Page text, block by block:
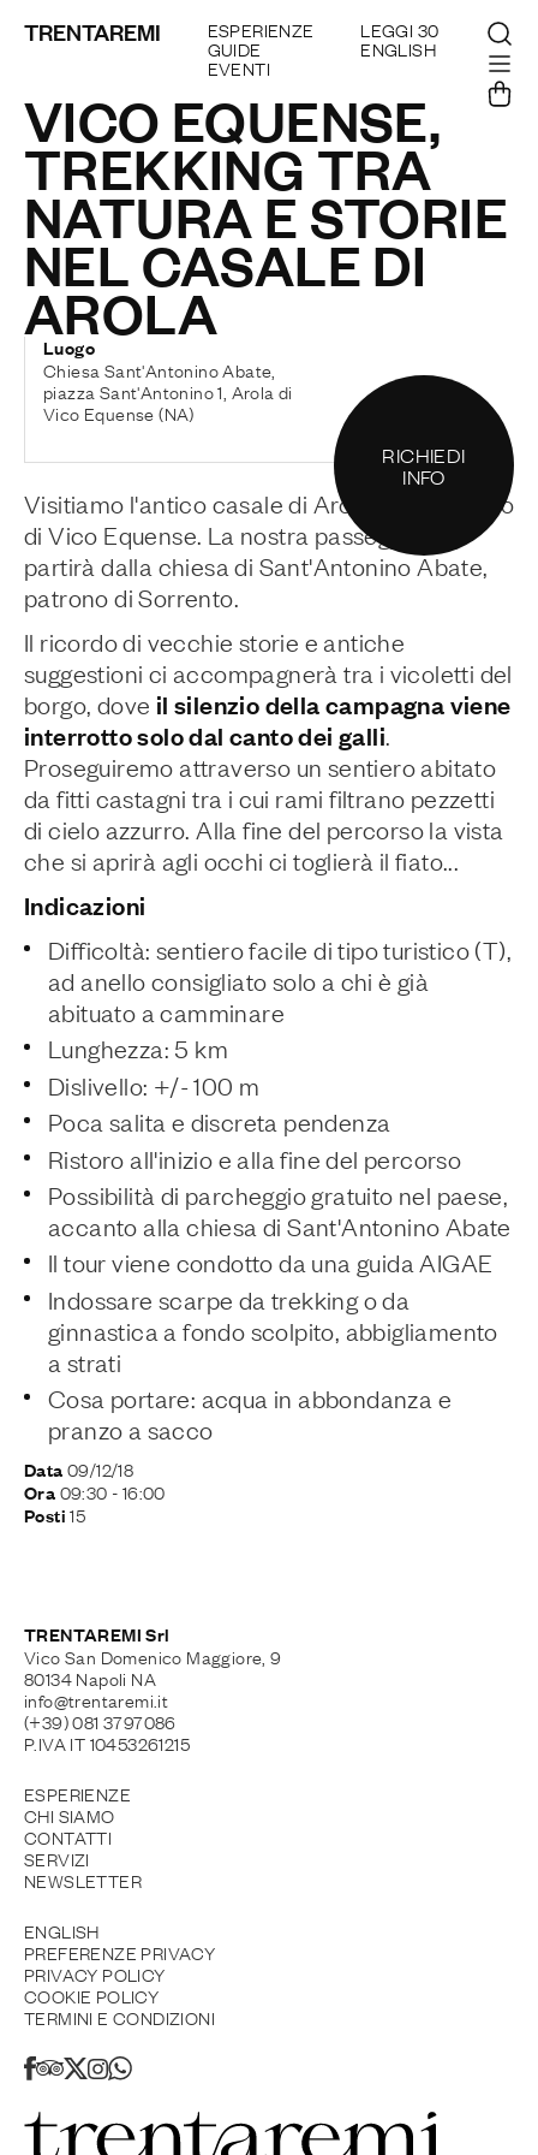
TRENTAREMI ESPERIENZE
GUIDE
EVENTI
LEGGI 30
ENGLISH
VICO EQUENSE,
TREKKING TRA
NATURA E STORIE
NEL CASALE DI
AROLA
Luogo
Chiesa Sant'Antonino Abate,
piazza Sant'Antonino 1, Arola di
Vico Equense (NA)
RICHIEDI
INFO
Visitiamo l'antico casale di Arola, nel territorio
di Vico Equense. La nostra passeggiata
partirà dalla chiesa di Sant'Antonino Abate,
patrono di Sorrento.
Il ricordo di vecchie storie e antiche
suggestioni ci accompagnerà tra i vicoletti del
borgo, dove il silenzio della campagna viene
interrotto solo dal canto dei galli
Proseguiremo attraverso un sentiero abitato
da fitti castagni tra i cui rami filtrano pezzetti
di cielo azzurro. Alla fine del percorso la vista
che si aprirà agli occhi ci toglierà il fiato...
Indicazioni
Difficoltà: sentiero facile di tipo turistico (T),
ad anello consigliato solo a chi è già
abituato a camminare
Lunghezza: 5 km
Dislivello: +/- 100 m
Poca salita e discreta pendenza
Ristoro all'inizio e alla fine del percorso
Possibilità di parcheggio gratuito nel paese,
accanto alla chiesa di Sant'Antonino Abate
Il tour viene condotto da una guida AIGAE
Indossare scarpe da trekking o da
ginnastica a fondo scolpito, abbigliamento
a strati
Cosa portare: acqua in abbondanza e
pranzo a sacco
Data09/12/18
Ora09:30 - 16:00
Posti15
TRENTAREMI Srl
Vico San Domenico Maggiore, 9
80134 Napoli NA
info@trentaremi.it
(+39) 081 3797086
P.IVA IT 10453261215
ESPERIENZE
CHI SIAMO
CONTATTI
SERVIZI
NEWSLETTER
ENGLISH
PREFERENZE PRIVACY
PRIVACY POLICY
COOKIE POLICY
TERMINI E CONDIZIONI